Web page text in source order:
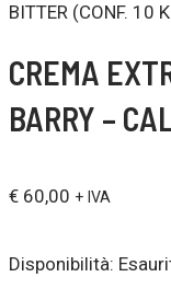
BITTER (CONF. 10
CREMA
BARRY –
€ 60,00 + IVA
Disponibilità: